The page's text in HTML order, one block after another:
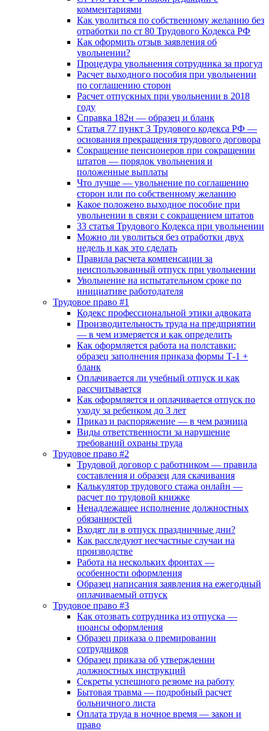
комментариями
Как уволиться по собственному желанию без
отработки по ст 80 Трудового Кодекса РФ
Как оформить отзыв заявления об
увольнении?
Процедура увольнения сотрудника за прогул
Расчет выходного пособия при увольнении
по соглашению сторон
Расчет отпускных при увольнении в 2018
году
Справка 182н — образец и бланк
Статья 77 пункт 3 Трудового кодекса РФ —
основания прекращения трудового договора
Сокращение пенсионеров при сокращении
штатов — порядок увольнения и
положенные выплаты
Что лучше — увольнение по соглашению
сторон или по собственному желанию
Какое положено выходное пособие при
увольнении в связи с сокращением штатов
33 cтатья Трудового Кодекса при увольнении
Можно ли уволиться без отработки двух
недель и как это сделать
Правила расчета компенсации за
неиспользованный отпуск при увольнении
Увольнение на испытательном сроке по
инициативе работодателя
Трудовое право #1
Кодекс профессиональной этики адвоката
Производительность труда на предприятии
— в чем измеряется и как определить
Как оформляется работа на полставки:
образец заполнения приказа формы Т-1 +
бланк
Оплачивается ли учебный отпуск и как
рассчитывается
Как оформляется и оплачивается отпуск по
уходу за ребенком до 3 лет
Приказ и распоряжение — в чем разница
Виды ответственности за нарушение
требований охраны труда
Трудовое право #2
Трудовой договор с работником — правила
составления и образец для скачивания
Калькулятор трудового стажа онлайн —
расчет по трудовой книжке
Ненадлежащее исполнение должностных
обязанностей
Входят ли в отпуск праздничные дни?
Как расследуют несчастные случаи на
производстве
Работа на нескольких фронтах —
особенности оформления
Образец написания заявления на ежегодный
оплачиваемый отпуск
Трудовое право #3
Как отозвать сотрудника из отпуска —
нюансы оформления
Образец приказа о премировании
сотрудников
Образец приказа об утверждении
должностных инструкций
Секреты успешного резюме на работу
Бытовая травма — подробный расчет
больничного листа
Оплата труда в ночное время — закон и
право